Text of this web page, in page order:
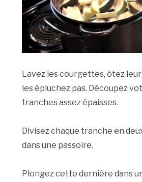
Lavez les courgettes, ôtez leur
les épluchez pas. Découpez
tranches assez épaisses.
Divisez chaque tranche en
dans une passoire.
Plongez cette dernière dans